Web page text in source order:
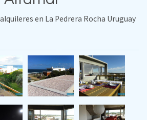
en La Pedrera Rocha Uruguay